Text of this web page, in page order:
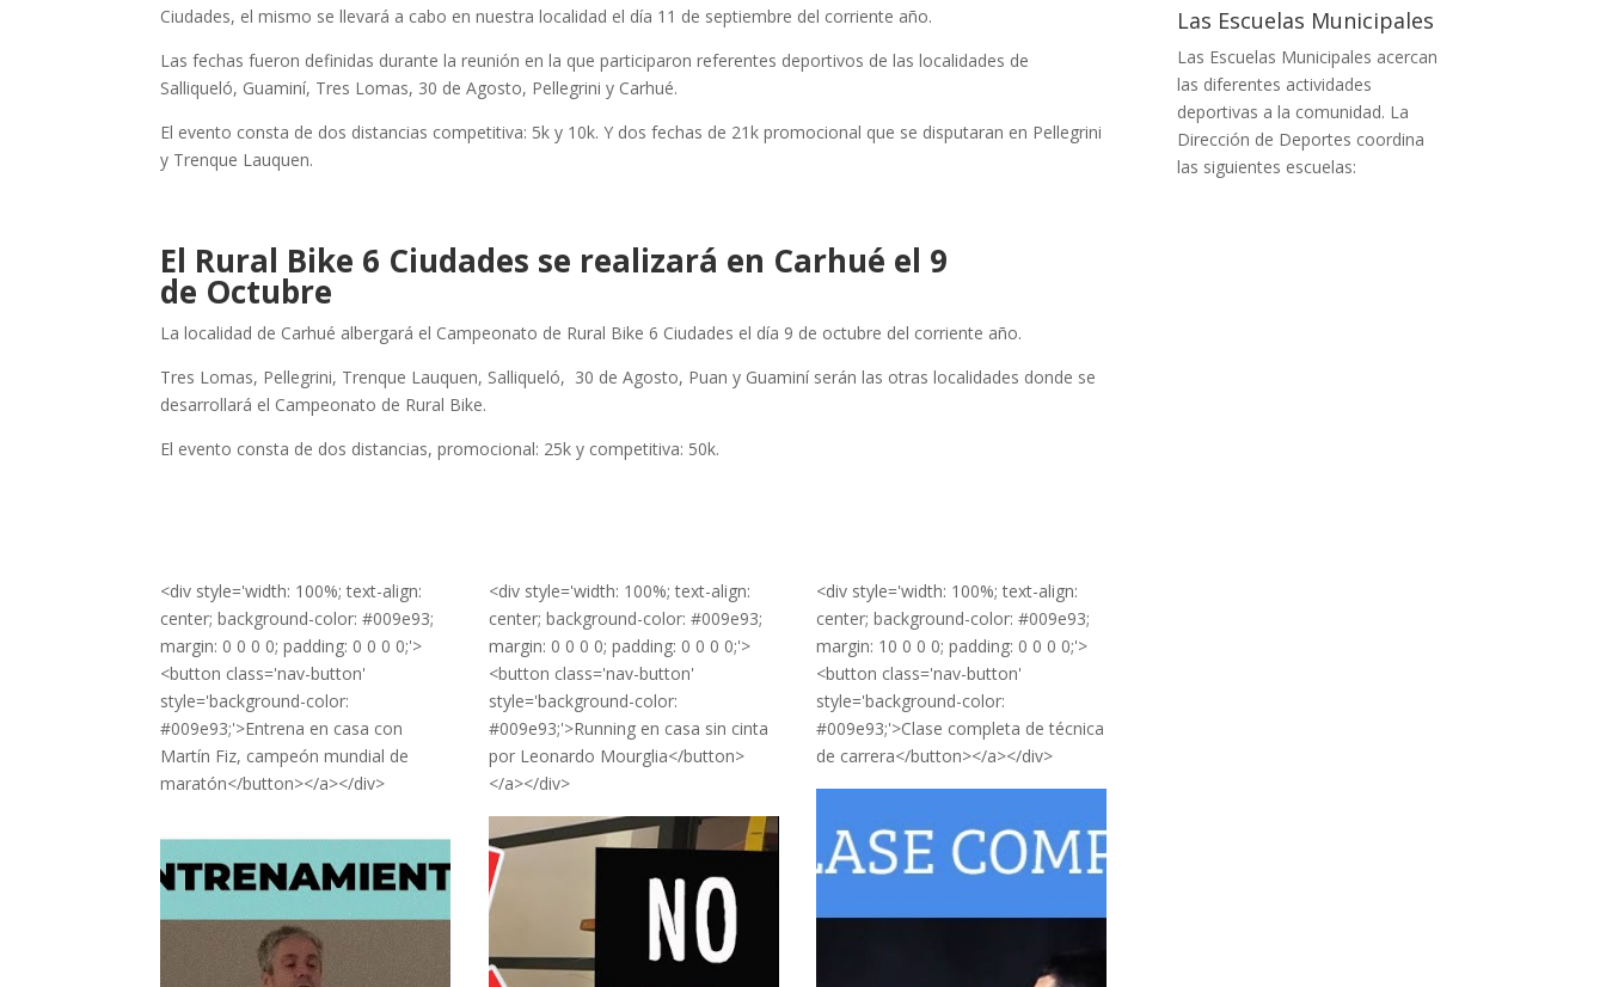
Ciudades, el mismo se llevará a cabo en nuestra localidad el día 11 de septiembre del corriente año.
Las fechas fueron definidas durante la reunión en la que participaron referentes deportivos de las localidades de
Salliqueló, Guaminí, Tres Lomas, 30 de Agosto, Pellegrini y Carhué.
El evento consta de dos distancias competitiva: 5k y 10k. Y dos fechas de 21k promocional que se disputaran en Pellegrini
y Trenque Lauquen.
El Rural Bike 6 Ciudades se realizará en Carhué el 9
de Octubre
La localidad de Carhué albergará el Campeonato de Rural Bike 6 Ciudades el día 9 de octubre del corriente año.
Tres Lomas, Pellegrini, Trenque Lauquen, Salliqueló, 30 de Agosto, Puan y Guaminí serán las otras localidades donde se
desarrollará el Campeonato de Rural Bike.
El evento consta de dos distancias, promocional: 25k y competitiva: 50k.
<div style='width: 100%; text-align:
center; background-color: #009e93;
margin: 0 0 0 0; padding: 0 0 0 0;'>
<button class='nav-button'
style='background-color:
#009e93;'>Entrena en casa con
Martín Fiz, campeón mundial de
maratón</button></a></div>
<div style='width: 100%; text-align:
center; background-color: #009e93;
margin: 0 0 0 0; padding: 0 0 0 0;'>
<button class='nav-button'
style='background-color:
#009e93;'>Running en casa sin cinta
por Leonardo Mourglia</button>
</a></div>
<div style='width: 100%; text-align:
center; background-color: #009e93;
margin: 10 0 0 0; padding: 0 0 0 0;'>
<button class='nav-button'
style='background-color:
#009e93;'>Clase completa de técnica
de carrera</button></a></div>
Las Escuelas Municipales
Las Escuelas Municipales acercan
las diferentes actividades
deportivas a la comunidad. La
Dirección de Deportes coordina
las siguientes escuelas: